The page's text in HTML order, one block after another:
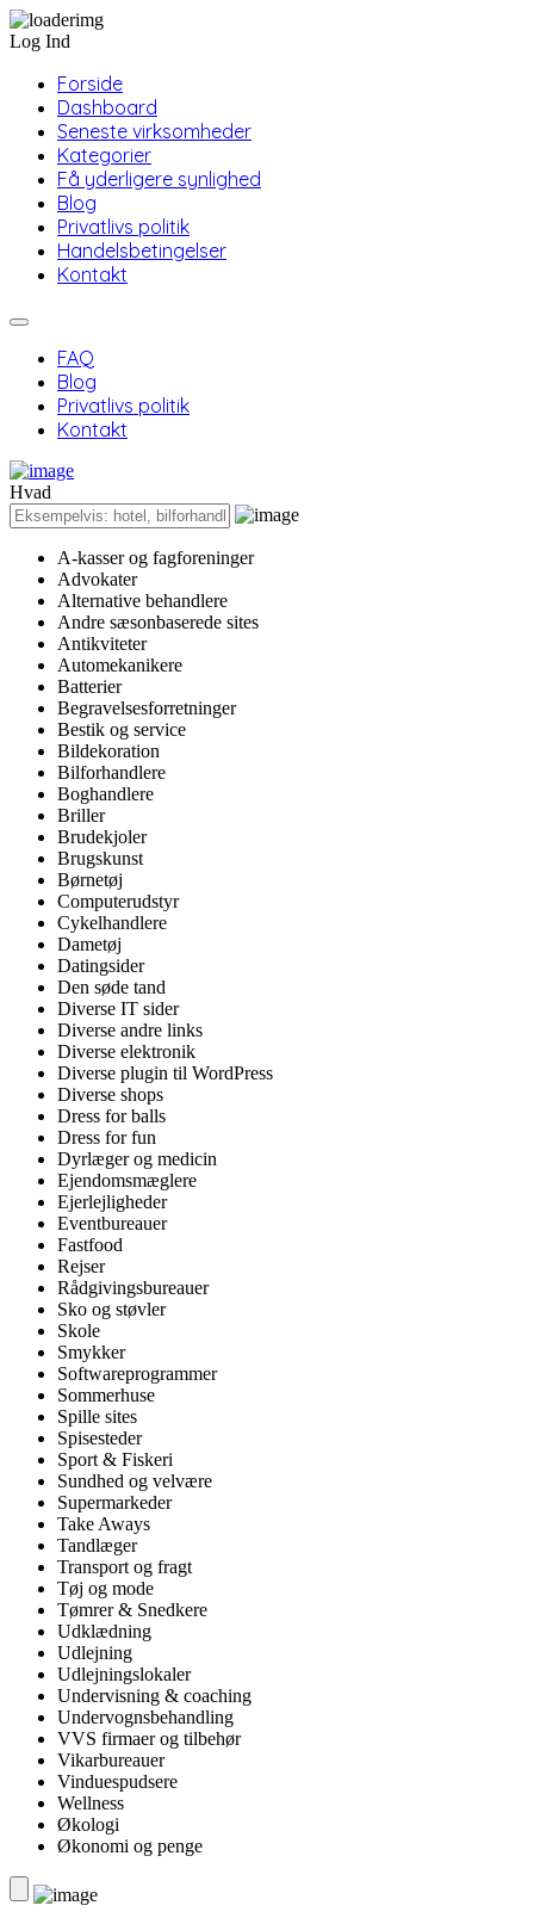
Log Ind
Forside
Dashboard
Seneste virksomheder
Kategorier
Få yderligere synlighed
Blog
Privatlivs politik
Handelsbetingelser
Kontakt
FAQ
Blog
Privatlivs politik
Kontakt
Hvad
A-kasser og fagforeninger
Advokater
Alternative behandlere
Andre sæsonbaserede sites
Antikviteter
Automekanikere
Batterier
Begravelsesforretninger
Bestik og service
Bildekoration
Bilforhandlere
Boghandlere
Briller
Brudekjoler
Brugskunst
Børnetøj
Computerudstyr
Cykelhandlere
Dametøj
Datingsider
Den søde tand
Diverse IT sider
Diverse andre links
Diverse elektronik
Diverse plugin til WordPress
Diverse shops
Dress for balls
Dress for fun
Dyrlæger og medicin
Ejendomsmæglere
Ejerlejligheder
Eventbureauer
Fastfood
Rejser
Rådgivingsbureauer
Sko og støvler
Skole
Smykker
Softwareprogrammer
Sommerhuse
Spille sites
Spisesteder
Sport & Fiskeri
Sundhed og velvære
Supermarkeder
Take Aways
Tandlæger
Transport og fragt
Tøj og mode
Tømrer & Snedkere
Udklædning
Udlejning
Udlejningslokaler
Undervisning & coaching
Undervognsbehandling
VVS firmaer og tilbehør
Vikarbureauer
Vinduespudsere
Wellness
Økologi
Økonomi og penge